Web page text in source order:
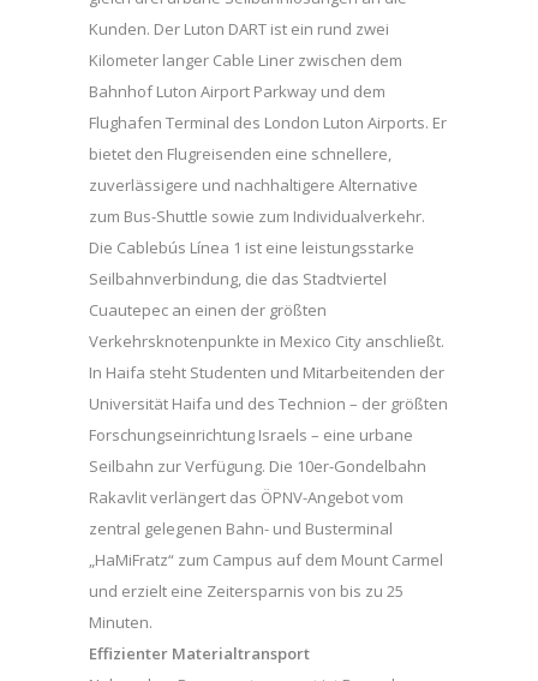
Kunden. Der Luton DART ist ein rund zwei
Kilometer langer Cable Liner zwischen dem
Bahnhof Luton Airport Parkway und dem
Flughafen Terminal des London Luton Airports. Er
bietet den Flugreisenden eine schnellere,
zuverlässigere und nachhaltigere Alternative
zum Bus-Shuttle sowie zum Individualverkehr.
Die Cablebús Línea 1 ist eine leistungsstarke
Seilbahnverbindung, die das Stadtviertel
Cuautepec an einen der größten
Verkehrsknotenpunkte in Mexico City anschließt.
In Haifa steht Studenten und Mitarbeitenden der
Universität Haifa und des Technion – der größten
Forschungseinrichtung Israels – eine urbane
Seilbahn zur Verfügung. Die 10er-Gondelbahn
Rakavlit verlängert das ÖPNV-Angebot vom
zentral gelegenen Bahn- und Busterminal
„HaMiFratz“ zum Campus auf dem Mount Carmel
und erzielt eine Zeitersparnis von bis zu 25
Minuten.
Effizienter Materialtransport